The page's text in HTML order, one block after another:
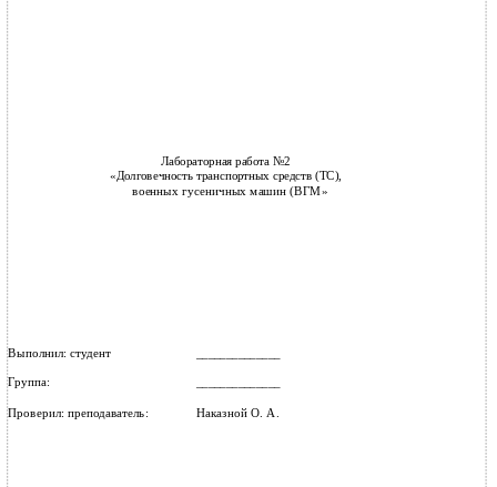
Лабораторная работа №2
«Долговечность транспортных средств (ТС),
военных гусеничных машин (ВГМ»
Выполнил: студент
Группа:
Проверил: преподаватель: Наказной О. А.